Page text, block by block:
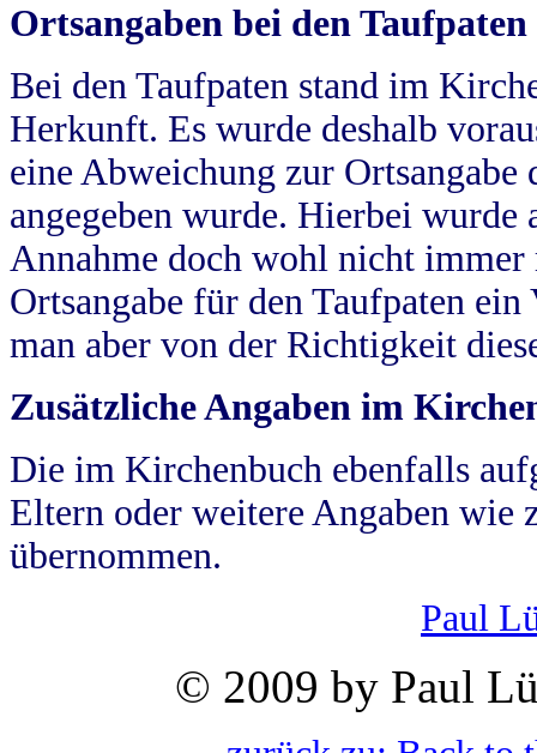
Ortsangaben bei den Taufpaten
Bei den Taufpaten stand im
Herkunft. Es wurde deshalb
eine Abweichung zur
angegeben wurde. Hierbei wurde
Annahme doch wohl nicht
Ortsangabe für den Taufpaten
man aber von der Richtigkeit
Zusätzliche Angaben im
Die im Kirchenbuch ebenfalls
Eltern oder weitere Angaben wie
übernommen.
Paul
© 2009 by Paul